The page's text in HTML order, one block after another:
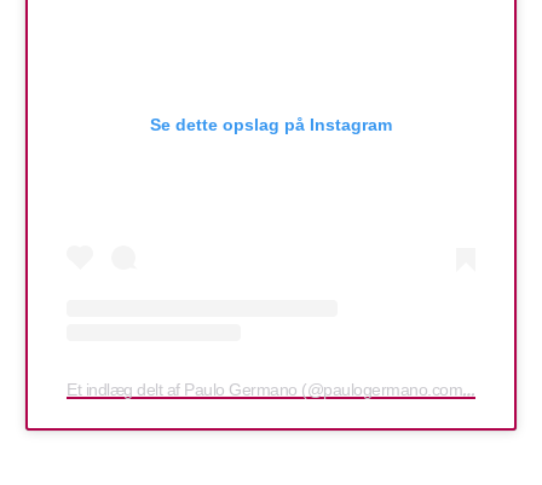
Se dette opslag på Instagram
Et indlæg delt af Paulo Germano (@paulogermano.com.br)